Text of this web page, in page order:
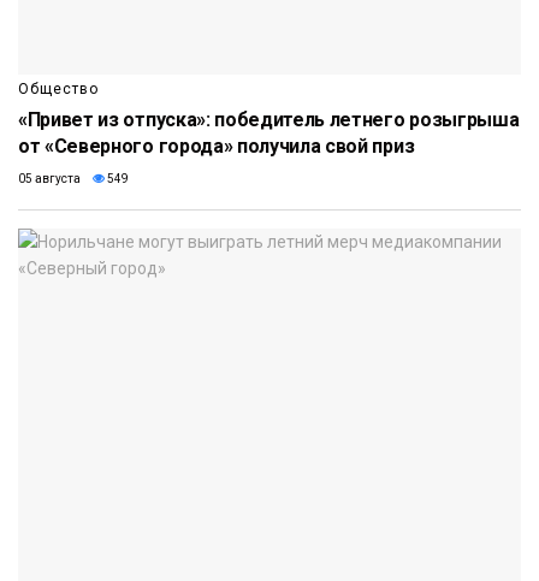
Общество
«Привет из отпуска»: победитель летнего розыгрыша
от «Северного города» получила свой приз
05 августа 549